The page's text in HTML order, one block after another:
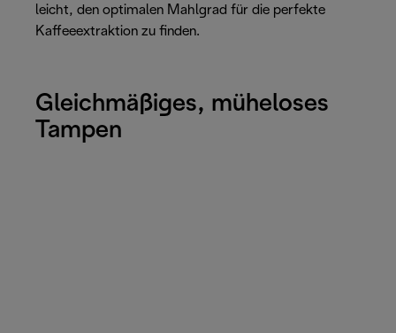
leicht, den optimalen Mahlgrad für die perfekte
Kaffeeextraktion zu finden.
Gleichmäßiges, müheloses
Tampen